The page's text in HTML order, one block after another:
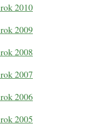
2010
2009
2008
2007
2006
2005